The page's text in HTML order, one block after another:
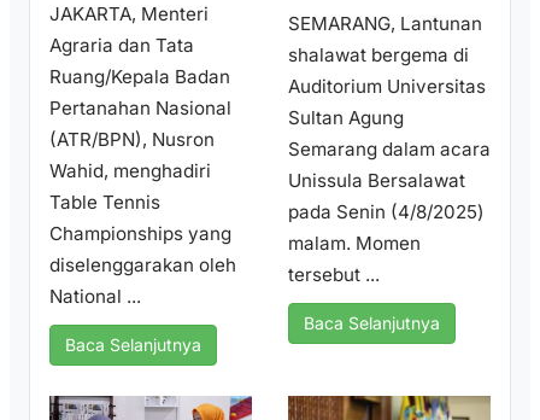
JAKARTA, Menteri
Agraria dan Tata
Ruang/Kepala Badan
Pertanahan Nasional
(ATR/BPN), Nusron
Wahid, menghadiri
Table Tennis
Championships yang
diselenggarakan oleh
National ...
Baca Selanjutnya
SEMARANG, Lantunan
shalawat bergema di
Auditorium Universitas
Sultan Agung
Semarang dalam acara
Unissula Bersalawat
pada Senin (4/8/2025)
malam. Momen
tersebut ...
Baca Selanjutnya